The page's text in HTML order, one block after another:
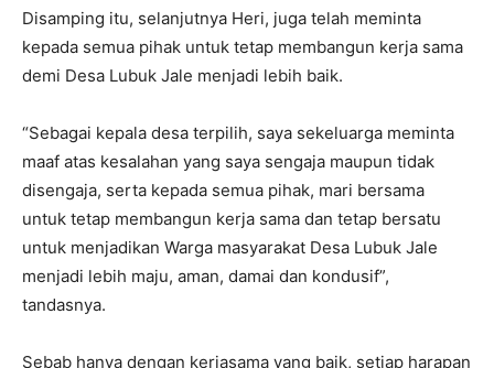
Disamping itu, selanjutnya Heri, juga telah meminta
kepada semua pihak untuk tetap membangun kerja sama
demi Desa Lubuk Jale menjadi lebih baik.
“Sebagai kepala desa terpilih, saya sekeluarga meminta
maaf atas kesalahan yang saya sengaja maupun tidak
disengaja, serta kepada semua pihak, mari bersama
untuk tetap membangun kerja sama dan tetap bersatu
untuk menjadikan Warga masyarakat Desa Lubuk Jale
menjadi lebih maju, aman, damai dan kondusif”,
tandasnya.
Sebab hanya dengan kerjasama yang baik, setiap harapan